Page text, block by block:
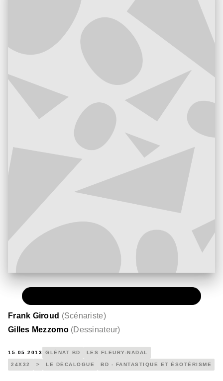
Frank Giroud (Scénariste)
Gilles Mezzomo (Dessinateur)
15.05.2013 GLÉNAT BD LES FLEURY-NADAL
24X32 > LE DÉCALOGUE BD - FANTASTIQUE ET ÉSOTÉRISME